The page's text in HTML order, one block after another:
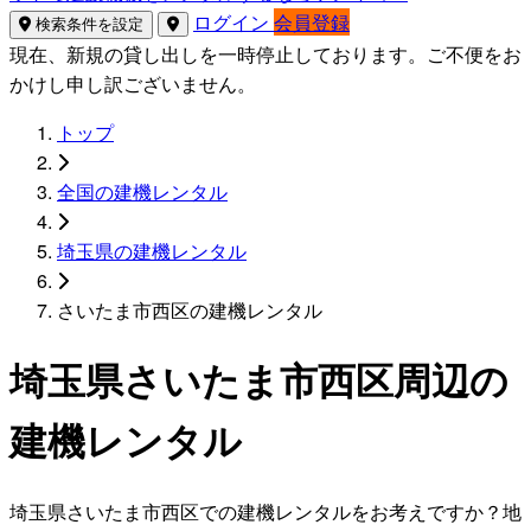
検索条件を設定 ログイン 会員登録
現在、新規の貸し出しを一時停止しております。ご不便をお
かけし申し訳ございません。
トップ
全国の建機レンタル
埼玉県の建機レンタル
さいたま市西区の建機レンタル
埼玉県さいたま市西区周辺の
建機レンタル
埼玉県さいたま市西区での建機レンタルをお考えですか？地